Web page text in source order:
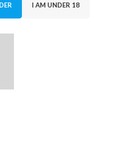
I AM UNDER 18